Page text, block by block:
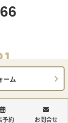
ーム
予約 お問合せ